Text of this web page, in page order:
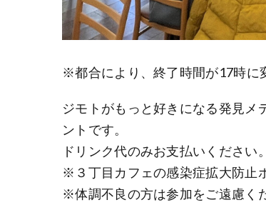
※都合により、終了時間が17時に
ジモトがもっと好きになる発見メ
ントです。
ドリンク代のみお支払いください
※３丁目カフェの感染症拡大防止
※体調不良の方は参加をご遠慮く